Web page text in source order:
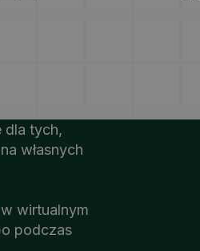
dla tych,
własnych
wirtualnym
podczas